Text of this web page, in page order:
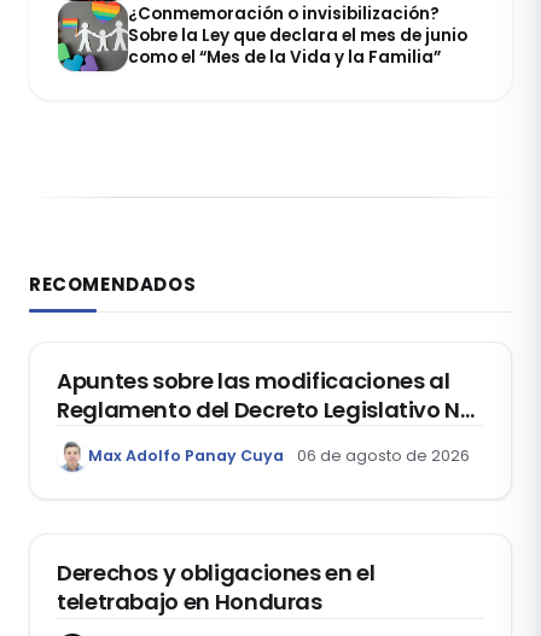
¿Conmemoración o invisibilización?
Sobre la Ley que declara el mes de junio
como el “Mes de la Vida y la Familia”
RECOMENDADOS
DERECHO REGISTRAL
Apuntes sobre las modificaciones al
Reglamento del Decreto Legislativo Nº
1400, que aprueba el Régimen de
Garantía Mobiliaria
Max Adolfo Panay Cuya 06 de agosto de 2026
Derechos y obligaciones en el
teletrabajo en Honduras